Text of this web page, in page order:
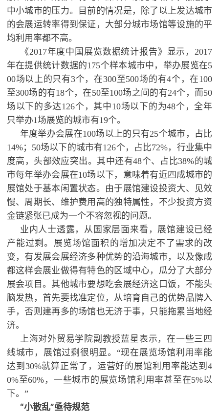
中小城市的压力。目前的情况是，除了以上发达城市
的会展运转率得到保证，大部分城市场馆等设施的平
均利用率都不高。
《2017年度中国展览数据统计报告》显示，2017
年在提供统计数据的175个样本城市中，举办展览在5
00场以上的只有3个，在300至500场的有4个，在100
至300场的有18个，在50至100场之间的有24个，而50
场以下的多达126个，其中10场以下的为48个，全年
只举办1场展览的城市有19个。
年度举办会展在100场以上的只有25个城市，占比
14%；50场以下的城市有126个，占比72%，行业集中
度高，头部效应突出。其中还有48个、占比38%的城
市每年举办会展在10场以下，意味着有近四成城市的
展馆处于基本闲置状态。由于展馆建设投资大、见效
慢、周期长、维护费用高的独特属性，不少投资方资
金链紧张已成为一个不容忽视的问题。
业内人士透露，从国家层面来看，展馆建设已经
产能过剩。展览场馆面积的增加决定不了需求的改
变，有发展会展经济多种优势的沿海城市，以及像成
都这样会展业做得有特色的区域中心，瓜分了大部分
展会项目。其他城市要想吃会展经济这口饭，不能头
脑发热，首先要找准定位，从培育自己的优势品牌入
手，否则建再多的场馆也无济于事，只能拖累当地经
济。
上海对外贸易学院副教授蓝星表示，在一些三四
线城市，展馆过剩很明显。“现在展览场馆利用率能
达到30%就算正常了，运营好的展馆利用率能达到4
0%至60%，一些城市的展览场馆利用率甚至在5%以
下。”
“小散乱”亟待规范